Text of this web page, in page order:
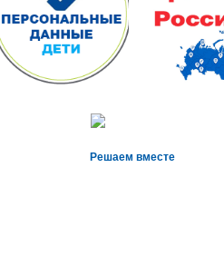
Решаем вместе